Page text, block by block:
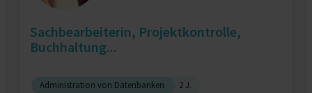
Sachbearbeiterin, Projektkontrolle,
Buchhaltung...
Administration von Datenbanken
2 J.